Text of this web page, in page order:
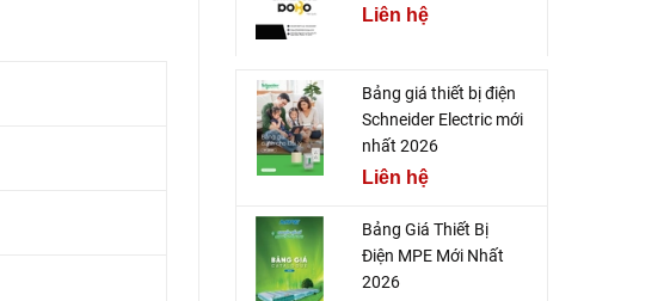
Liên hệ
Bảng giá thiết bị điện
Schneider Electric mới
nhất 2026
Liên hệ
Bảng Giá Thiết Bị
Điện MPE Mới Nhất
2026